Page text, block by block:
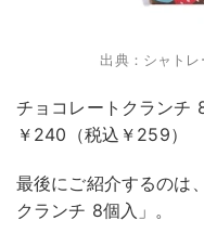
出典：シャト
チョコレートクランチ
￥240（税込￥259）
最後にご紹介するのは
クランチ 8個入」。